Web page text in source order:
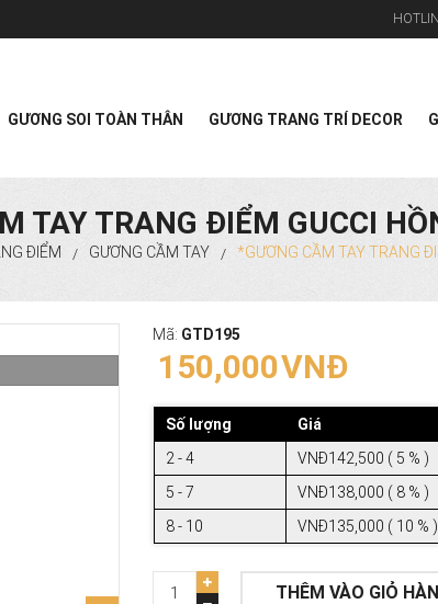
GƯƠNG SOI TOÀN THÂN GƯƠNG TRANG TRÍ DECOR
TAY TRANG ĐIỂM GUCCI
ĐIỂM / GƯƠNG CẦM TAY / *GƯƠNG CẦM TAY TRANG
Mã: GTD195
150,000VNĐ
Số lượng
Giá
2 - 4
VNĐ142,500 ( 5 % )
5 - 7
VNĐ138,000 ( 8 % )
8 - 10
VNĐ135,000 ( 10 % )
THÊM VÀO GIỎ